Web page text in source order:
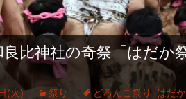
比神社の奇祭「はだか
(火) 祭り どろんこ祭り はだ